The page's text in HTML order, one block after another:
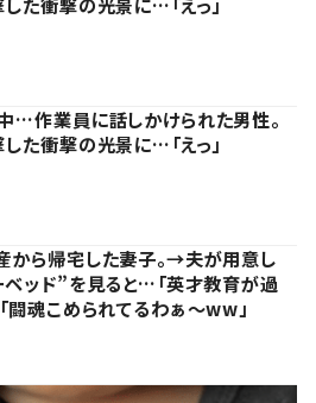
…作業員に話しかけられた男性。
した衝撃の光景に…「えっ」
から帰宅した妻子。→夫が用意し
ッド”を見ると…「英才教育が過
闘魂こめられてるわぁ～ww」